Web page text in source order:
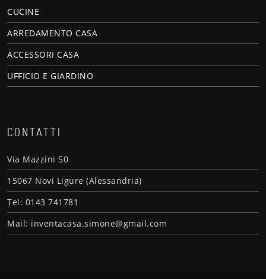
CUCINE
ARREDAMENTO CASA
ACCESSORI CASA
UFFICIO E GIARDINO
CONTATTI
Via Mazzini 50
15067 Novi Ligure (Alessandria)
Tel: 0143 741781
Mail: inventacasa.simone@gmail.com